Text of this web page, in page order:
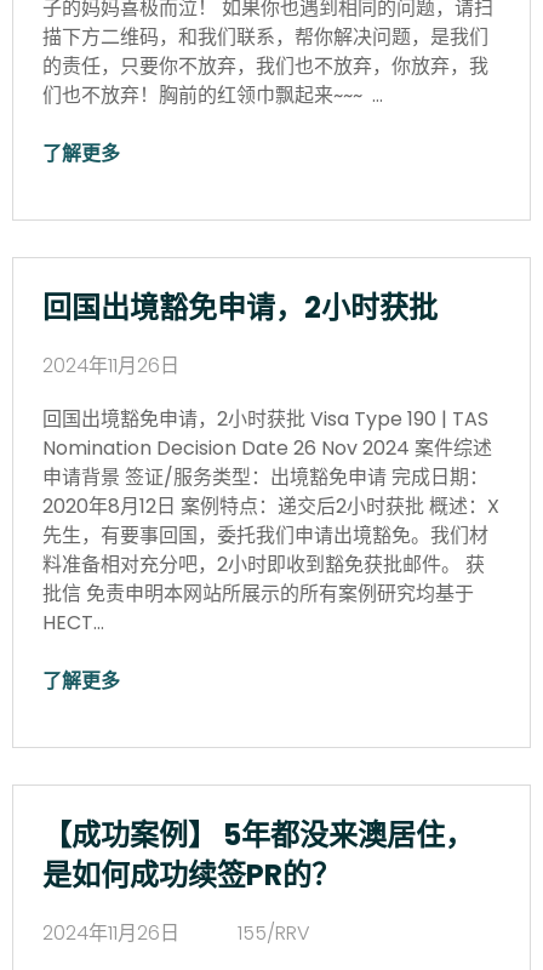
子的妈妈喜极而泣！ 如果你也遇到相同的问题，请扫
描下方二维码，和我们联系，帮你解决问题，是我们
的责任，只要你不放弃，我们也不放弃，你放弃，我
们也不放弃！胸前的红领巾飘起来~~~ …
了解更多
回国出境豁免申请，2小时获批
2024年11月26日
回国出境豁免申请，2小时获批 Visa Type 190 | TAS
Nomination Decision Date 26 Nov 2024 案件综述
申请背景 签证/服务类型：出境豁免申请 完成日期：
2020年8月12日 案例特点：递交后2小时获批 概述：X
先生，有要事回国，委托我们申请出境豁免。我们材
料准备相对充分吧，2小时即收到豁免获批邮件。 获
批信 免责申明本网站所展示的所有案例研究均基于
HECT…
了解更多
【成功案例】 5年都没来澳居住，
是如何成功续签PR的？
2024年11月26日
155/RRV